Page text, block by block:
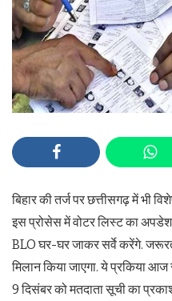
बिहार की तर्ज पर छत्तीसगढ़ में भी
इस प्रोसेस में वोटर लिस्ट का
BLO घर-घर जाकर सर्वे करेंगे.
मिलान किया जाएगा. ये प्रकिया
9 दिसंबर को मतदाता सूची का